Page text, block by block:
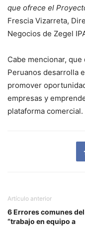
que ofrece el
Frescia Vizarreta,
Negocios de Zegel
Cabe mencionar,
Peruanos desarrolla
promover
empresas y
plataforma comercial.
Artículo anterior
6 Errores comunes del
“trabajo en equipo a